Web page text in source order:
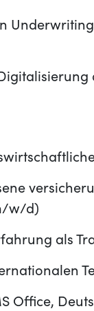
w/d)
als
Office,